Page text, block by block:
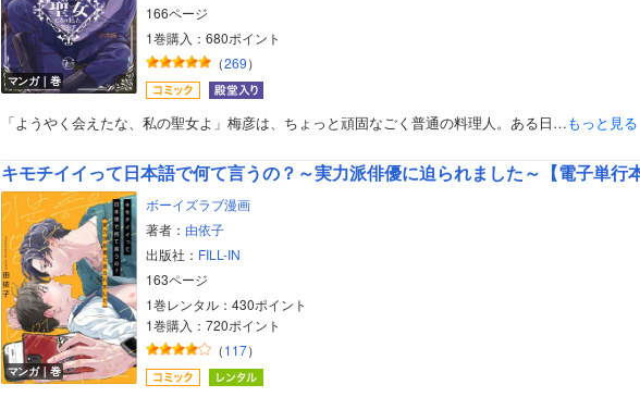
ボーイズラブ
マンガ｜巻
166ページ
1巻購入：680ポイント
（269）
「ようやく会えたな、私の聖女よ」梅彦は、ちょっと頑固なごく普通の料理人。ある日…もっと見る
キモチイイって日本語で何て言うの？～実力派俳優に迫られました～【電子単行
マンガ｜巻
ボーイズラブ漫画
著者： 由依子
出版社： FILL-IN
163ページ
1巻レンタル：430ポイント
1巻購入：720ポイント
（117）